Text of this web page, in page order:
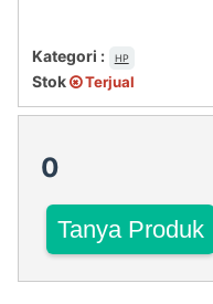
Kategori : HP
Stok Terjual
0
Tanya Produk